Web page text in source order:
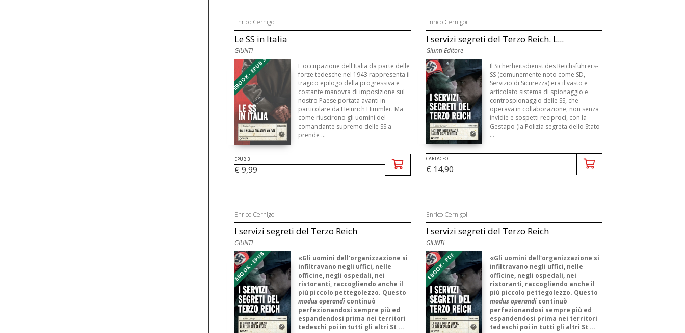
Enrico Cernigoi
Le SS in Italia
GIUNTI
EBOOK - EPUB 3
L'occupazione dell'Italia da parte delle
forze tedesche nel 1943 rappresenta il
tragico epilogo della progressiva e
costante manovra di imposizione sul
nostro Paese portata avanti in
particolare da Heinrich Himmler. Ma
come riuscirono gli uomini del
comandante supremo delle SS a
prende ...
EPUB 3
€ 9,99
Enrico Cernigoi
I servizi segreti del Terzo Reich. L...
Giunti Editore
Il Sicherheitsdienst des Reichsführers-
SS (comunemente noto come SD,
Servizio di Sicurezza) era il vasto e
articolato sistema di spionaggio e
controspionaggio delle SS, che
operava in collaborazione, non senza
invidie e sospetti reciproci, con la
Gestapo (la Polizia segreta dello Stato
...
CARTACEO
€ 14,90
Enrico Cernigoi
I servizi segreti del Terzo Reich
GIUNTI
EBOOK - EPUB
«Gli uomini dell'organizzazione si
infiltravano negli uffici, nelle
officine, negli ospedali, nei
ristoranti, raccogliendo anche il
più piccolo pettegolezzo. Questo
modus operandicontinuò
perfezionandosi sempre più ed
espandendosi prima nei territori
tedeschi poi in tutti gli altri St ...
Enrico Cernigoi
I servizi segreti del Terzo Reich
GIUNTI
EBOOK - PDF
«Gli uomini dell'organizzazione si
infiltravano negli uffici, nelle
officine, negli ospedali, nei
ristoranti, raccogliendo anche il
più piccolo pettegolezzo. Questo
modus operandi continuò
perfezionandosi sempre più ed
espandendosi prima nei territori
tedeschi poi in tutti gli altri St ...